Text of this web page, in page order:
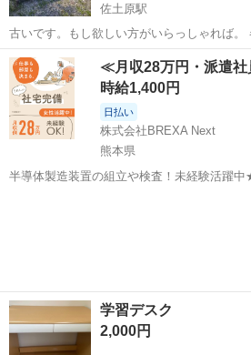
佐土原駅
古いです。もし欲しい方がいらっしゃれば。
1,2箇所ほどユニット間の送水蛇腹の劣化が
ので、要メンテ修理品という前提で引きとっ
す。
宮崎 宮崎市 佐土原駅 オフィス用
≪月収28万円・派遣
時給1,400円
日払い
株式会社BREXA Next
熊本県
半導体製造装置の組立や検査！未経験活躍中
学習デスク
2,000円